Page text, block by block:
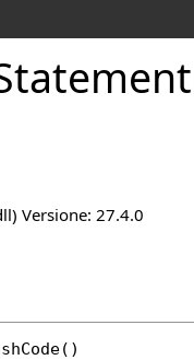
Versione: 27.4.0
()